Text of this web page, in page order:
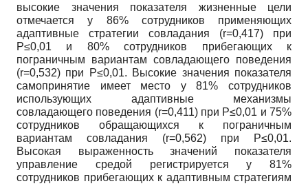
высокие значения показателя жизненные цели
отмечается у 86% сотрудников применяющих
адаптивные стратегии совладания (r=0,417) при
P≤0,01 и 80% сотрудников прибегающих к
пограничным вариантам совладающего поведения
(r=0,532) при P≤0,01. Высокие значения показателя
самопринятие имеет место у 81% сотрудников
использующих адаптивные механизмы
совладающего поведения (r=0,411) при P≤0,01 и 75%
сотрудников обращающихся к пограничным
вариантам совладания (r=0,562) при P≤0,01.
Высокая выраженность значений показателя
управление средой регистрируется у 81%
сотрудников прибегающих к адаптивным стратегиям